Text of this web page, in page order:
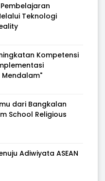
Teknologi
Kompetensi
dari Bangkalan
School Religious
Adiwiyata ASEAN